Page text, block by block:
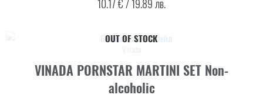
10.17€/19.89лв.
OUT OF STOCK
VINADA PORNSTAR MARTINI SET Non-
alcoholic